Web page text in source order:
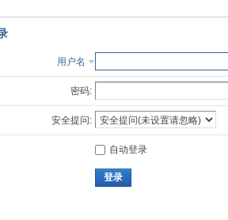
用户名
密码:
安全提问:
自动登录
登录